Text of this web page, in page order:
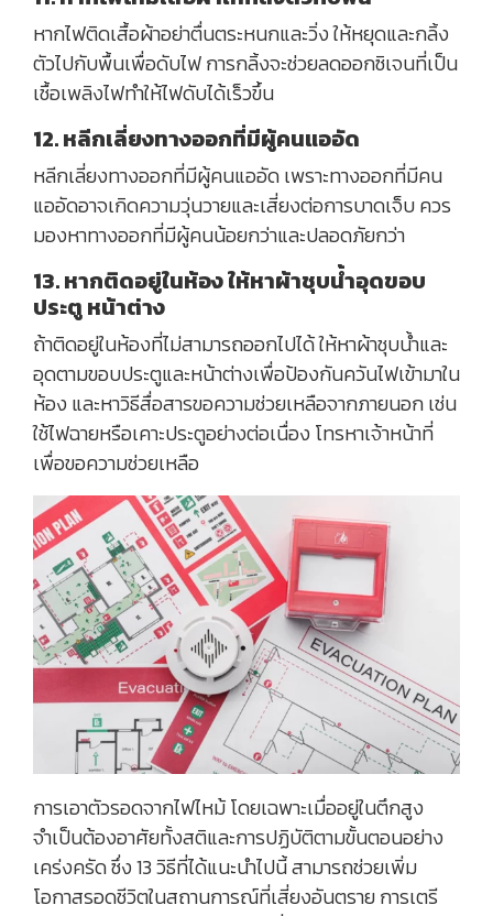
หากไฟติดเสื้อผ้าอย่าตื่นตระหนกและวิ่ง ให้หยุดและกลิ้ง
ตัวไปกับพื้นเพื่อดับไฟ การกลิ้งจะช่วยลดออกซิเจนที่เป็น
เชื้อเพลิงไฟทำให้ไฟดับได้เร็วขึ้น
12. หลีกเลี่ยงทางออกที่มีผู้คนแออัด
หลีกเลี่ยงทางออกที่มีผู้คนแออัด เพราะทางออกที่มีคน
แออัดอาจเกิดความวุ่นวายและเสี่ยงต่อการบาดเจ็บ ควร
มองหาทางออกที่มีผู้คนน้อยกว่าและปลอดภัยกว่า
13. หากติดอยู่ในห้อง ให้หาผ้าชุบน้ำอุดขอบ
ประตู หน้าต่าง
ถ้าติดอยู่ในห้องที่ไม่สามารถออกไปได้ ให้หาผ้าชุบน้ำและ
อุดตามขอบประตูและหน้าต่างเพื่อป้องกันควันไฟเข้ามาใน
ห้อง และหาวิธีสื่อสารขอความช่วยเหลือจากภายนอก เช่น
ใช้ไฟฉายหรือเคาะประตูอย่างต่อเนื่อง โทรหาเจ้าหน้าที่
เพื่อขอความช่วยเหลือ
การเอาตัวรอดจากไฟไหม้ โดยเฉพาะเมื่ออยู่ในตึกสูง
จำเป็นต้องอาศัยทั้งสติและการปฏิบัติตามขั้นตอนอย่าง
เคร่งครัด ซึ่ง 13 วิธีที่ได้แนะนำไปนี้ สามารถช่วยเพิ่ม
โอกาสรอดชีวิตในสถานการณ์ที่เสี่ยงอันตราย การเตรี